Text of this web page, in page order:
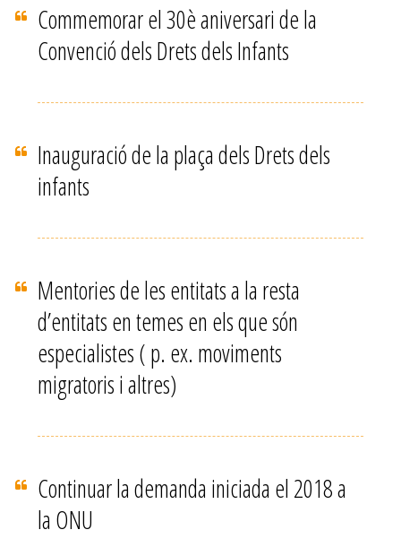
Commemorar el 30è aniversari de la
Convenció dels Drets dels Infants
Inauguració de la plaça dels Drets dels
infants
Mentories de les entitats a la resta
d’entitats en temes en els que són
especialistes ( p. ex. moviments
migratoris i altres)
Continuar la demanda iniciada el 2018 a
la ONU